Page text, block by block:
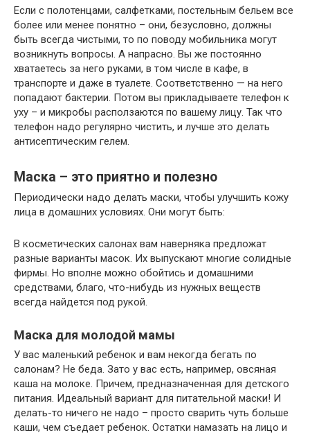
Если с полотенцами, салфетками, постельным бельем все
более или менее понятно – они, безусловно, должны
быть всегда чистыми, то по поводу мобильника могут
возникнуть вопросы. А напрасно. Вы же постоянно
хватаетесь за него руками, в том числе в кафе, в
транспорте и даже в туалете. Соответственно — на него
попадают бактерии. Потом вы прикладываете телефон к
уху – и микробы расползаются по вашему лицу. Так что
телефон надо регулярно чистить, и лучше это делать
антисептическим гелем.
Маска – это приятно и полезно
Периодически надо делать маски, чтобы улучшить кожу
лица в домашних условиях. Они могут быть:
В косметических салонах вам наверняка предложат
разные варианты масок. Их выпускают многие солидные
фирмы. Но вполне можно обойтись и домашними
средствами, благо, что-нибудь из нужных веществ
всегда найдется под рукой.
Маска для молодой мамы
У вас маленький ребенок и вам некогда бегать по
салонам? Не беда. Зато у вас есть, например, овсяная
каша на молоке. Причем, предназначенная для детского
питания. Идеальный вариант для питательной маски! И
делать-то ничего не надо – просто сварить чуть больше
каши, чем съедает ребенок. Остатки намазать на лицо и